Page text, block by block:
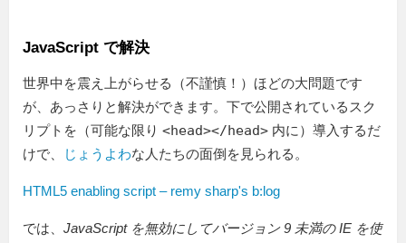
JavaScript で解決
世界中を震え上がらせる（不謹慎！）ほどの大問題です
が、あっさりと解決ができます。下で公開されているスク
リプトを（可能な限り <head></head> 内に）導入するだ
けで、
じょうよわな人たちの面倒を見られる。
HTML5 enabling script – remy sharp's b:log
では、 JavaScript を無効にしてバージョン 9 未満の IE を使